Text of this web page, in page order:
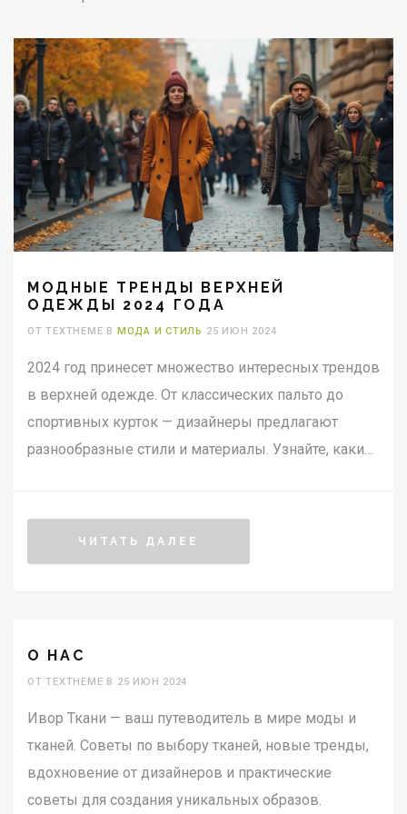
МОДНЫЕ ТРЕНДЫ ВЕРХНЕЙ
ОДЕЖДЫ 2024 ГОДА
ОТ TEXTHEME В МОДА И СТИЛЬ 25 ИЮН 2024
2024 год принесет множество интересных трендов
в верхней одежде. От классических пальто до
спортивных курток — дизайнеры предлагают
разнообразные стили и материалы. Узнайте, какие
ЧИТАТЬ ДАЛЕЕ
О НАС
ОТ TEXTHEME В 25 ИЮН 2024
Ивор Ткани — ваш путеводитель в мире моды и
тканей. Советы по выбору тканей, новые тренды,
вдохновение от дизайнеров и практические
советы для создания уникальных образов.